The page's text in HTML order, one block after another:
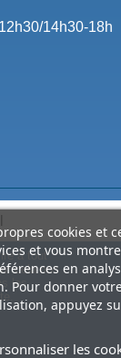
14h30-18h
cookies et
et vous
en
Pour donner
appuyez
les
à tout
cela nos
les